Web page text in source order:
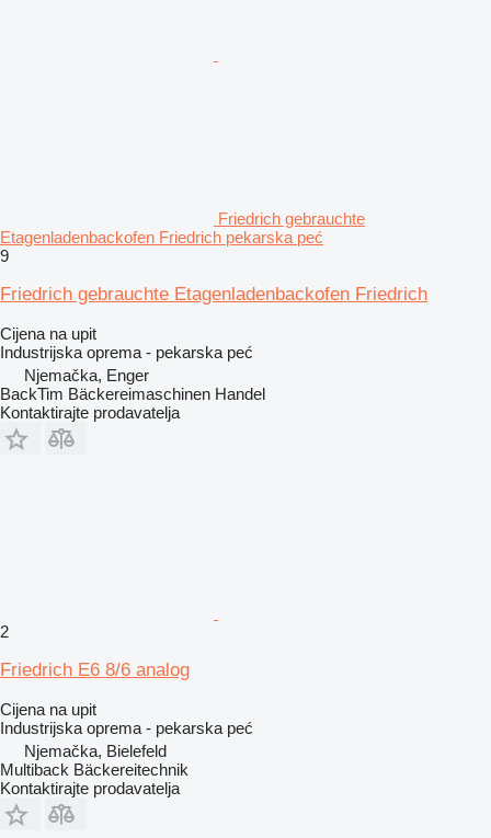
Friedrich gebrauchte
Etagenladenbackofen Friedrich pekarska peć
9
Friedrich gebrauchte Etagenladenbackofen Friedrich
Cijena na upit
Industrijska oprema - pekarska peć
Njemačka, Enger
BackTim Bäckereimaschinen Handel
Kontaktirajte prodavatelja
2
Friedrich E6 8/6 analog
Cijena na upit
Industrijska oprema - pekarska peć
Njemačka, Bielefeld
Multiback Bäckereitechnik
Kontaktirajte prodavatelja